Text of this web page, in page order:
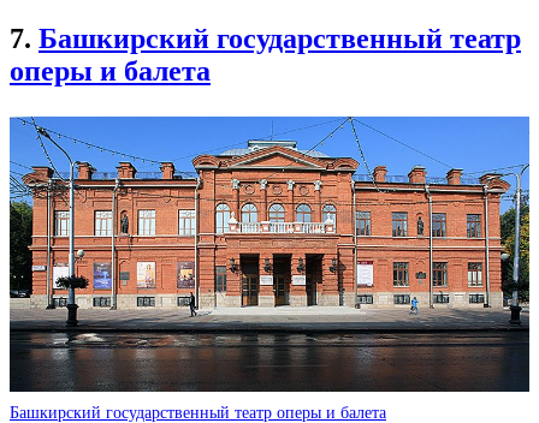
7. Башкирский государственный театр
оперы и балета
Башкирский государственный театр оперы и балета